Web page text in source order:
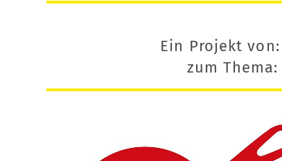
Ein Projekt von:
zum Thema: